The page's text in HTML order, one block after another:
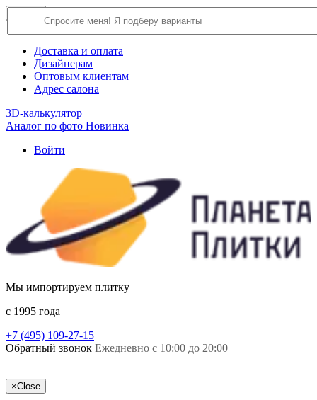
О компании
Доставка и оплата
Дизайнерам
Оптовым клиентам
Адрес салона
3D-калькулятор
Аналог по фото Новинка
Войти
Мы импортируем плитку
c 1995 года
+7 (495) 109-27-15
Обратный звонок Ежедневно с 10:00 до 20:00
×Close